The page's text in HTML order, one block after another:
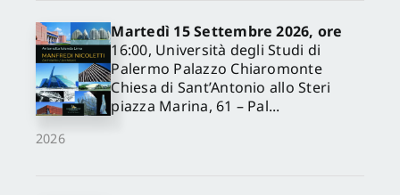
2026
Martedì 15 Settembre 2026, ore
16:00, Università degli Studi di
Palermo Palazzo Chiaromonte
Chiesa di Sant’Antonio allo Steri
piazza Marina, 61 – Pal...